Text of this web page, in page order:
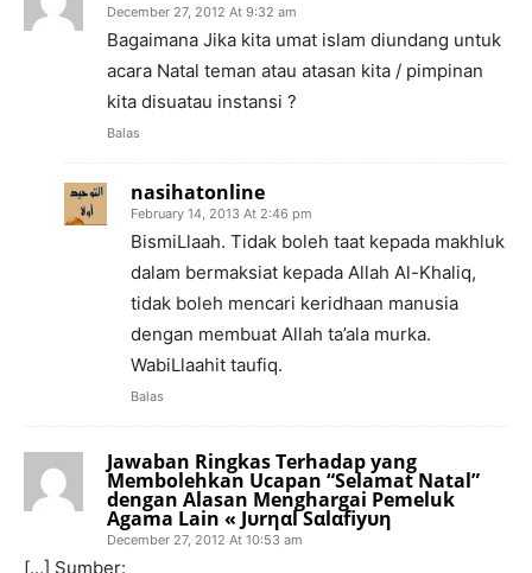
December 27, 2012 At 9:32 am
Bagaimana Jika kita umat islam diundang untuk
acara Natal teman atau atasan kita / pimpinan
kita disuatau instansi ?
Balas
nasihatonline
February 14, 2013 At 2:46 pm
BismiLlaah. Tidak boleh taat kepada makhluk
dalam bermaksiat kepada Allah Al-Khaliq,
tidak boleh mencari keridhaan manusia
dengan membuat Allah ta’ala murka.
WabiLlaahit taufiq.
Balas
Jawaban Ringkas Terhadap yang
Membolehkan Ucapan “Selamat Natal”
dengan Alasan Menghargai Pemeluk
Agama Lain « Jυrηαl Sαlαfiyυη
December 27, 2012 At 10:53 am
[…] Sumber: